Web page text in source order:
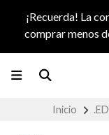
¡Recuerda! La
comprar menos
Inicio